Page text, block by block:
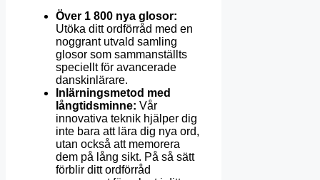
Över 1 800 nya glosor:
Utöka ditt ordförråd med en
noggrant utvald samling
glosor som sammanställts
speciellt för avancerade
danskinlärare.
Inlärningsmetod med
långtidsminne: Vår
innovativa teknik hjälper dig
inte bara att lära dig nya ord,
utan också att memorera
dem på lång sikt. På så sätt
förblir ditt ordförråd